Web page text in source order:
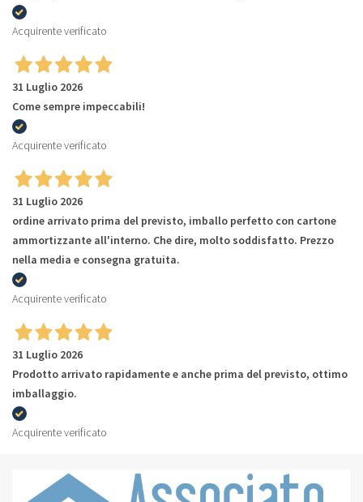
Acquirente verificato
31 Luglio 2026
Come sempre impeccabili!
Acquirente verificato
31 Luglio 2026
ordine arrivato prima del previsto, imballo perfetto con cartone
ammortizzante all'interno. Che dire, molto soddisfatto. Prezzo
nella media e consegna gratuita.
Acquirente verificato
31 Luglio 2026
Prodotto arrivato rapidamente e anche prima del previsto, ottimo
imballaggio.
Acquirente verificato